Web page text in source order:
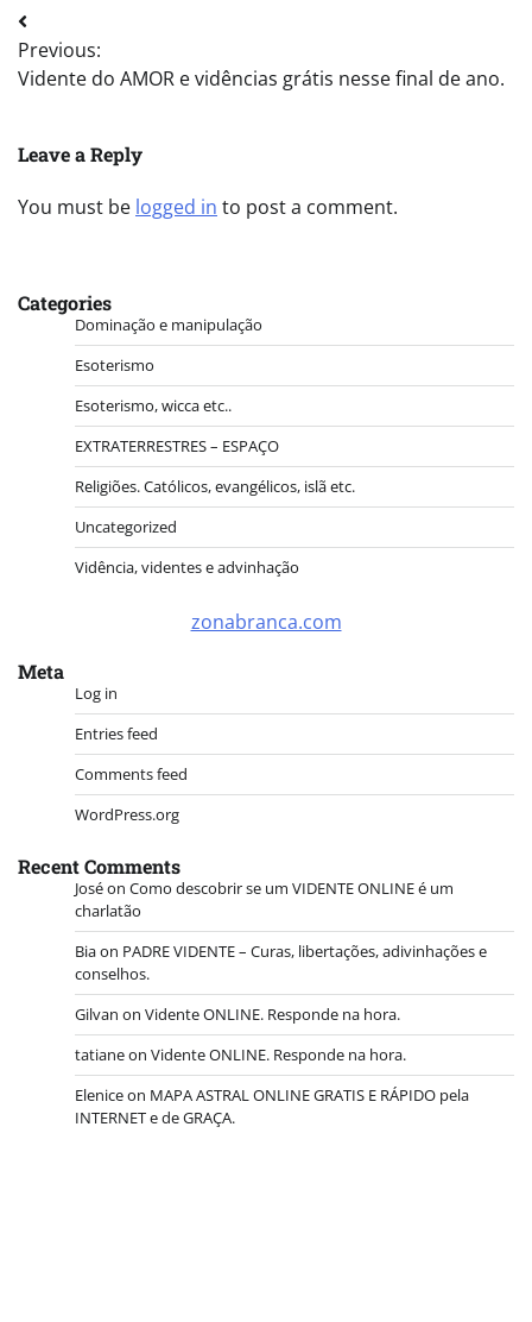
Post
navigation
Previous:
Vidente do AMOR e vidências grátis nesse final de ano.
Leave a Reply
You must be logged in to post a comment.
Categories
Dominação e manipulação
Esoterismo
Esoterismo, wicca etc..
EXTRATERRESTRES – ESPAÇO
Religiões. Católicos, evangélicos, islã etc.
Uncategorized
Vidência, videntes e advinhação
zonabranca.com
Meta
Log in
Entries feed
Comments feed
WordPress.org
Recent Comments
Joséon Como descobrir se um VIDENTE ONLINE é um
charlatão
Biaon PADRE VIDENTE – Curas, libertações, adivinhações e
conselhos.
Gilvan on Vidente ONLINE. Responde na hora.
tatianeon Vidente ONLINE. Responde na hora.
Eleniceon MAPA ASTRAL ONLINE GRATIS E RÁPIDO pela
INTERNET e de GRAÇA.